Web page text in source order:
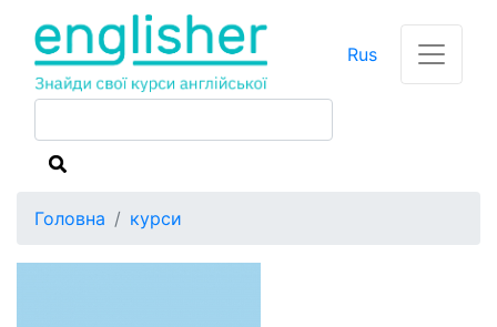
Rus
Головна курси